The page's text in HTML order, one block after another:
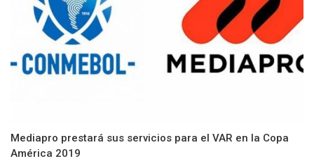
Mediapro prestará sus servicios para el VAR en la Copa
América 2019